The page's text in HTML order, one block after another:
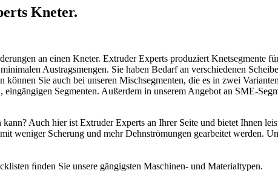
Kneter.
an einen Kneter. Extruder Experts produziert Knetsegmente
Austragsmengen. Sie haben Bedarf an verschiedenen
können Sie auch bei unseren Mischsegmenten, die es in zwei
Segmenten. Außerdem in unserem Angebot an SME-
Auch hier ist Extruder Experts an Ihrer Seite und bietet Ihnen
weniger Scherung und mehr Dehnströmungen gearbeitet werden.
ﬁnden Sie unsere gängigsten Maschinen- und Materialtypen.